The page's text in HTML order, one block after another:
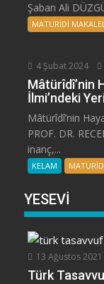
Şaban Ali
MATURİDİ
4 Şubat 2024
Mâtürîdî’nin
İlmi’ndeki
Mâtürîdî’nin
PROF. DR.
inanç,...
KELAM
YESEVİ
13 Ağustos 2021
Türk